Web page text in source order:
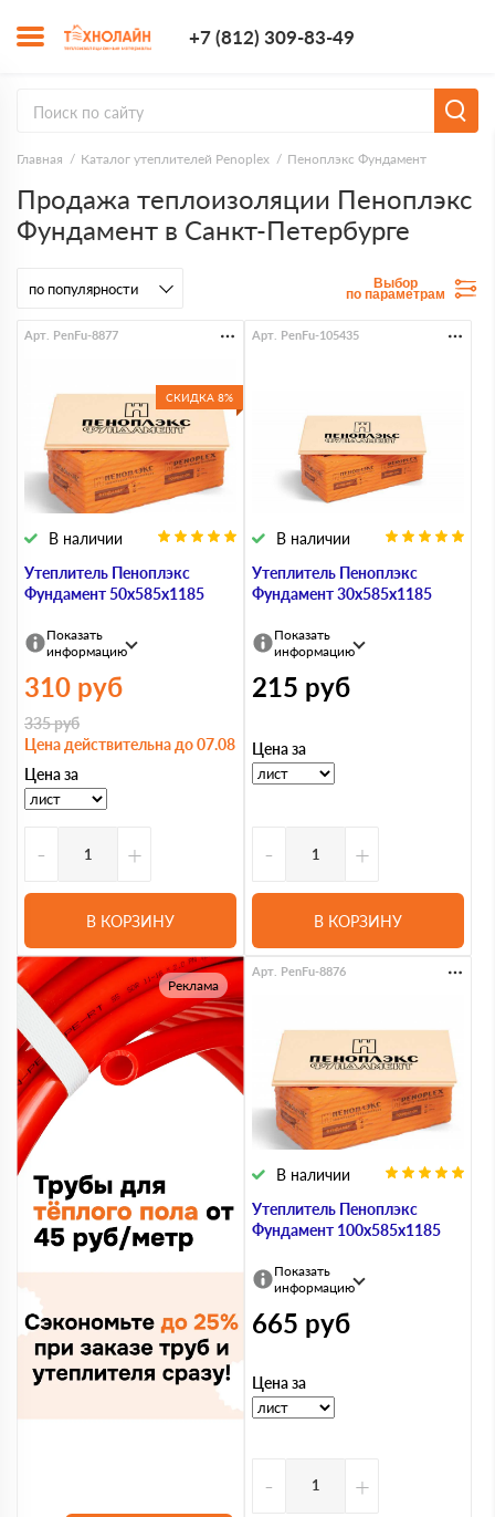
+7 (812) 309-83-49
Главная Каталог утеплителей Penoplex Пеноплэкс Фундамент
Продажа теплоизоляции Пеноплэкс
Фундамент в Санкт-Петербурге
Выбор
по параметрам
СКИДКА 8%
Утеплитель Пеноплэкс
Фундамент 50х585х1185
В наличии
Арт. PenFu-8877
Показать
информацию
310 руб
335руб
Цена действительна до 07.08
Цена за
- +
В КОРЗИНУ
Утеплитель Пеноплэкс
Фундамент 30х585х1185
В наличии
Арт. PenFu-105435
Показать
информацию
215 руб
Цена за
- +
В КОРЗИНУ
Реклама
Утеплитель Пеноплэкс
Фундамент 100х585х1185
В наличии
Арт. PenFu-8876
Показать
информацию
665 руб
Цена за
- +